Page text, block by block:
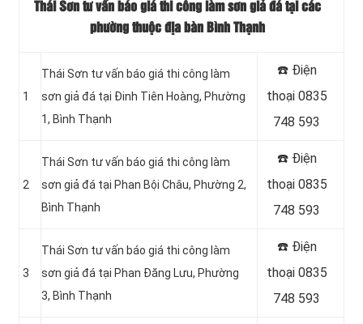
Thái Sơn tư vấn báo giá thi công làm sơn giả đá tại các
phường thuộc địa bàn Bình Thạnh
1
Thái Sơn tư vấn báo giá thi công làm
sơn giả đá tại Đinh Tiên Hoàng, Phường
1, Bình Thạnh
☎️ Điện
thoại 0835
748 593
2
Thái Sơn tư vấn báo giá thi công làm
sơn giả đá tại Phan Bội Châu, Phường 2,
Bình Thạnh
☎️ Điện
thoại 0835
748 593
3
Thái Sơn tư vấn báo giá thi công làm
sơn giả đá tại Phan Đăng Lưu, Phường
3, Bình Thạnh
☎️ Điện
thoại 0835
748 593